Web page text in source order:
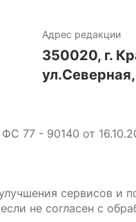
Адрес редакции
350020, г.
77 - 90140 от
сервисов и
не согласен с